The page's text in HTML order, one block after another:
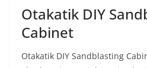
Otakatik DIY
Cabinet
Otakatik DIY Sandblasting